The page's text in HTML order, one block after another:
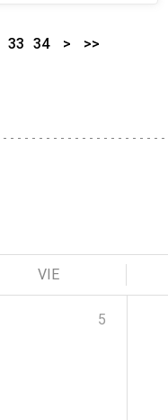
33 34 > >>
VIE
5